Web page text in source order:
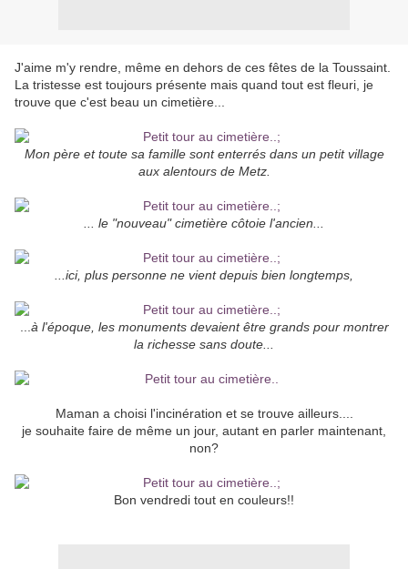
J'aime m'y rendre, même en dehors de ces fêtes de la Toussaint.
La tristesse est toujours présente mais quand tout est fleuri, je
trouve que c'est beau un cimetière...
Mon père et toute sa famille sont enterrés dans un petit village
aux alentours de Metz.
... le "nouveau" cimetière côtoie l'ancien...
...ici, plus personne ne vient depuis bien longtemps,
à l'époque, les monuments devaient être grands pour montrer
la richesse sans doute...
Maman a choisi l'incinération et se trouve ailleurs....
je souhaite faire de même un jour, autant en parler maintenant,
non?
Bon vendredi tout en couleurs!!